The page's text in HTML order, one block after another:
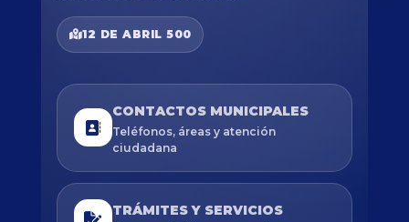
12 DE ABRIL 500
CONTACTOS MUNICIPALES
Teléfonos, áreas y atención
ciudadana
TRÁMITES Y SERVICIOS